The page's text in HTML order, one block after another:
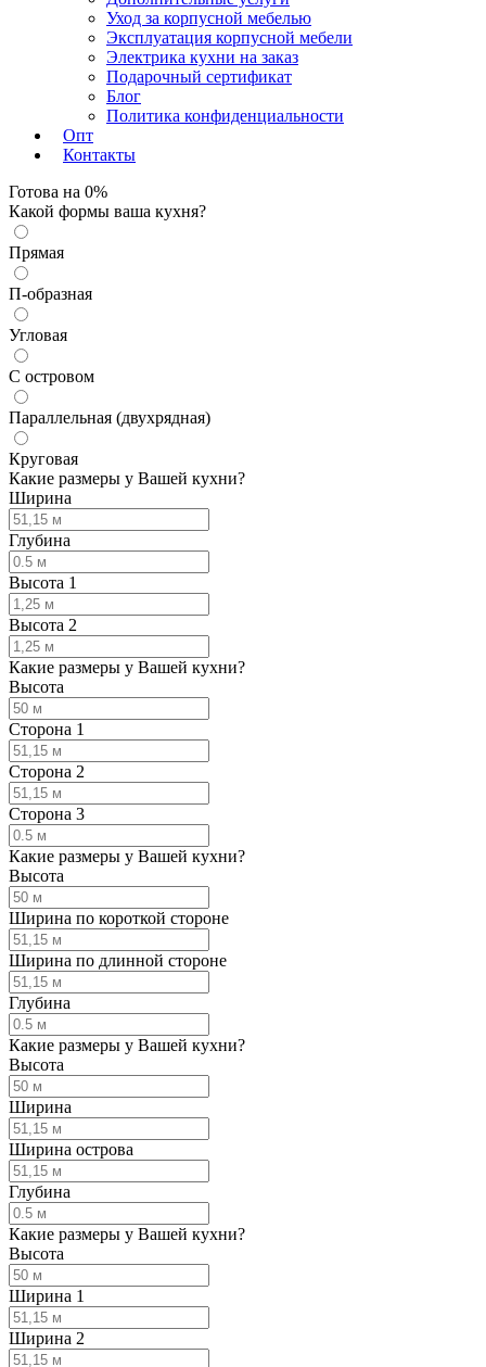
Уход за корпусной мебелью
Эксплуатация корпусной мебели
Электрика кухни на заказ
Подарочный сертификат
Блог
Политика конфиденциальности
Опт
Контакты
Готова на 0%
Какой формы ваша кухня?
Прямая
П-образная
Угловая
С островом
Параллельная (двухрядная)
Круговая
Какие размеры у Вашей кухни?
Ширина
Глубина
Высота 1
Высота 2
Какие размеры у Вашей кухни?
Высота
Сторона 1
Сторона 2
Сторона 3
Какие размеры у Вашей кухни?
Высота
Ширина по короткой стороне
Ширина по длинной стороне
Глубина
Какие размеры у Вашей кухни?
Высота
Ширина
Ширина острова
Глубина
Какие размеры у Вашей кухни?
Высота
Ширина 1
Ширина 2